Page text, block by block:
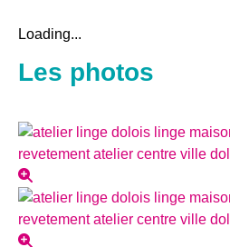
Loading...
Les photos